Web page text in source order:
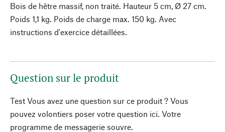
Bois de hêtre massif, non traité. Hauteur 5 cm, Ø 27 cm.
Poids 1,1 kg. Poids de charge max. 150 kg. Avec
instructions d'exercice détaillées.
Question sur le produit
Test Vous avez une question sur ce produit ? Vous
pouvez volontiers poser votre question ici. Votre
programme de messagerie souvre.